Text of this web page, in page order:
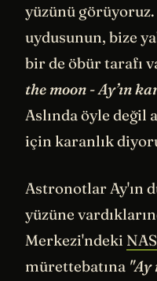
yüzünü görüyoruz.
uydusunun, bize
bir de öbür tarafı
the moon - Ay’ın
Aslında öyle değil
için karanlık
Astronotlar Ay'ın
yüzüne
Merkezi'ndeki
mürettebatına "Ay